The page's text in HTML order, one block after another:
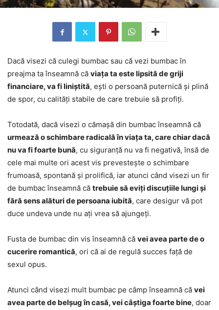
Dacă visezi că culegi bumbac sau că vezi bumbac în
preajma ta înseamnă că viața ta este lipsită de griji
financiare, va fi liniștită, ești o persoană puternică și plină
de spor, cu calități stabile de care trebuie să profiți.
Totodată, dacă visezi o cămașă din bumbac înseamnă că
urmează o schimbare radicală în viața ta, care chiar dacă
nu va fi foarte bună, cu siguranță nu va fi negativă, însă de
cele mai multe ori acest vis prevestește o schimbare
frumoasă, spontană și prolifică, iar atunci când visezi un fir
de bumbac înseamnă că trebuie să eviți discuțiile lungi și
fără sens alături de persoana iubită, care desigur vă pot
duce undeva unde nu ați vrea să ajungeți.
Fusta de bumbac din vis înseamnă că vei avea parte de o
cucerire romantică, ori că ai de regulă succes față de
sexul opus.
Atunci când visezi mult bumbac pe câmp înseamnă că vei
avea parte de belșug în casă, vei câștiga foarte bine, doar